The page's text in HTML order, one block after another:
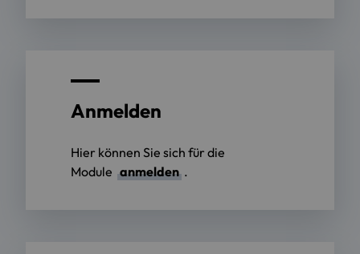
Anmelden
Hier können Sie sich für die
Module anmelden .